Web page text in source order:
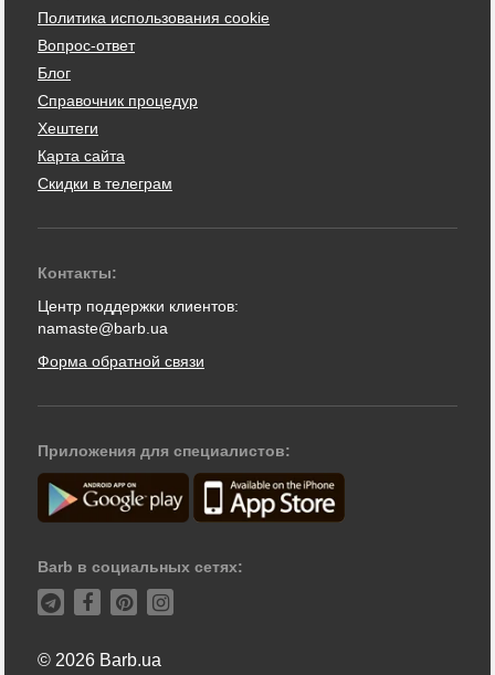
Политика использования cookie
Вопрос-ответ
Блог
Справочник процедур
Хештеги
Карта сайта
Скидки в телеграм
Контакты:
Центр поддержки клиентов:
namaste@barb.ua
Форма обратной связи
Приложения для специалистов:
Barb в социальных сетях:
© 2026 Barb.ua